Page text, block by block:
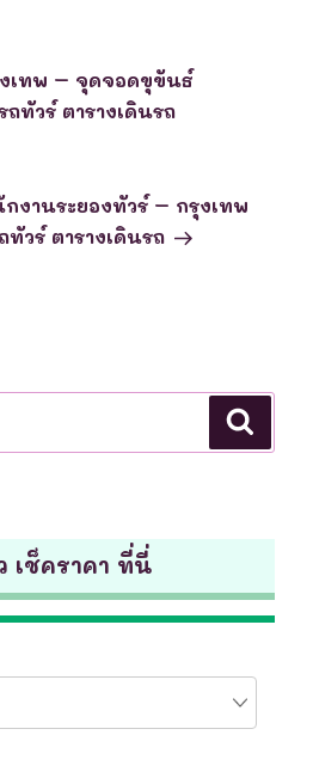
เทพ – จุดจอดขุขันธ์
ทัวร์ ตารางเดินรถ
งานระยองทัวร์ – กรุงเทพ
วร์ ตารางเดินรถ
เช็คราคา ที่นี่